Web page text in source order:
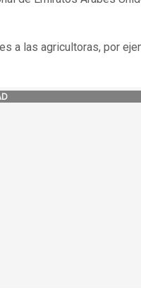
a las agricultoras, por